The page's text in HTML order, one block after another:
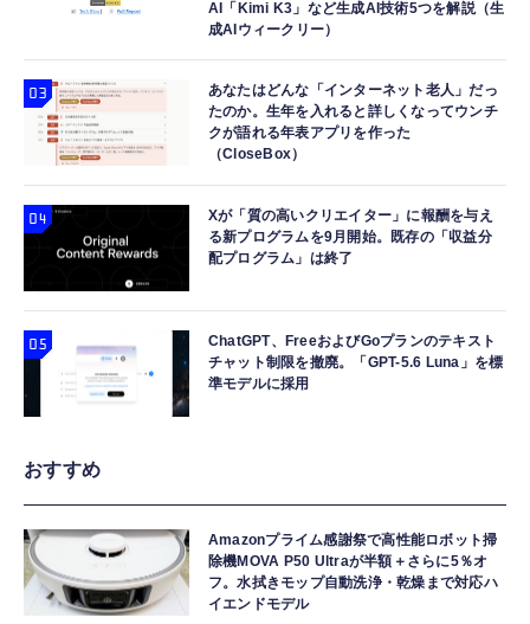
AI「Kimi K3」など生成AI技術5つを解説（生
成AIウィークリー）
あなたはどんな「インターネット老人」だっ
たのか。生年を入れると詳しくなってウンチ
クが語れる年表アプリを作った
（CloseBox）
Xが「質の高いクリエイター」に報酬を与え
る新プログラムを9月開始。既存の「収益分
配プログラム」は終了
ChatGPT、FreeおよびGoプランのテキスト
チャット制限を撤廃。「GPT-5.6 Luna」を標
準モデルに採用
おすすめ
Amazonプライム感謝祭で高性能ロボット掃
除機MOVA P50 Ultraが半額＋さらに5％オ
フ。水拭きモップ自動洗浄・乾燥まで対応ハ
イエンドモデル